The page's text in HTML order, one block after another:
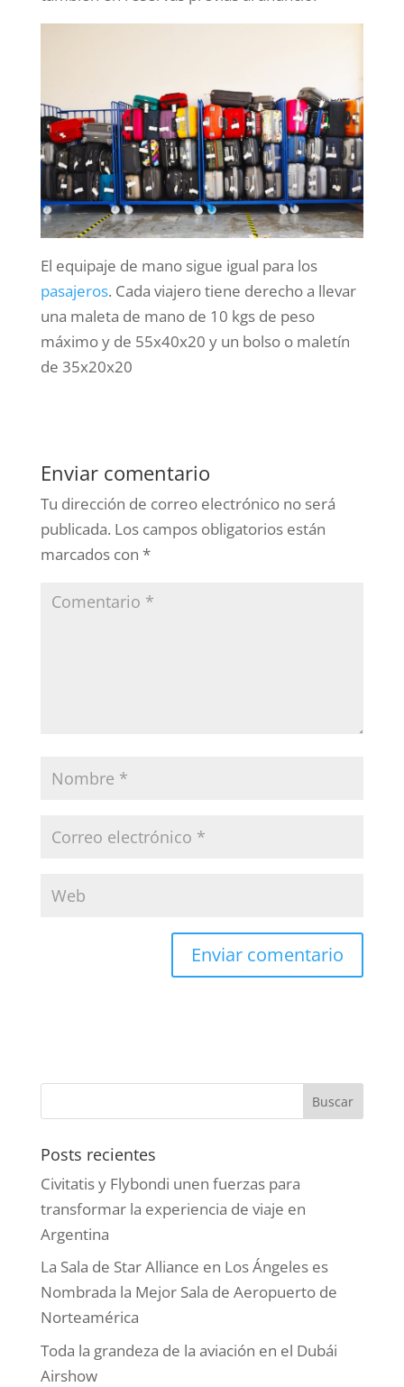
El equipaje de mano sigue igual para los
pasajeros. Cada viajero tiene derecho a llevar
una maleta de mano de 10 kgs de peso
máximo y de 55x40x20 y un bolso o maletín
de 35x20x20
Enviar comentario
Tu dirección de correo electrónico no será
publicada. Los campos obligatorios están
marcados con *
Posts recientes
Civitatis y Flybondi unen fuerzas para
transformar la experiencia de viaje en
Argentina
La Sala de Star Alliance en Los Ángeles es
Nombrada la Mejor Sala de Aeropuerto de
Norteamérica
Toda la grandeza de la aviación en el Dubái
Airshow